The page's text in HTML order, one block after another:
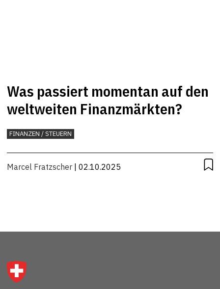
Was passiert momentan auf den
weltweiten Finanzmärkten?
FINANZEN / STEUERN
Marcel Fratzscher | 02.10.2025